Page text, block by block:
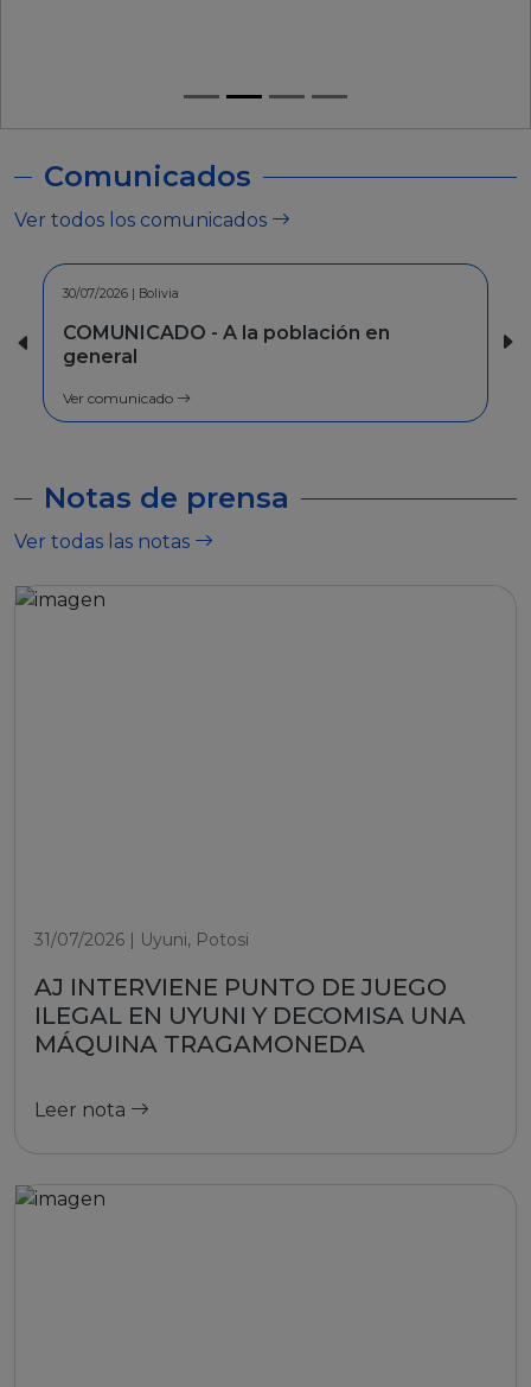
Comunicados
Ver todos los comunicados
30/07/2026 | Bolivia
COMUNICADO - A la población en
general
Ver comunicado
INFORMACION -
Notas de prensa
Ver todas las notas
31/07/2026 | Uyuni, Potosi
AJ INTERVIENE PUNTO DE JUEGO
ILEGAL EN UYUNI Y DECOMISA UNA
MÁQUINA TRAGAMONEDA
Leer nota